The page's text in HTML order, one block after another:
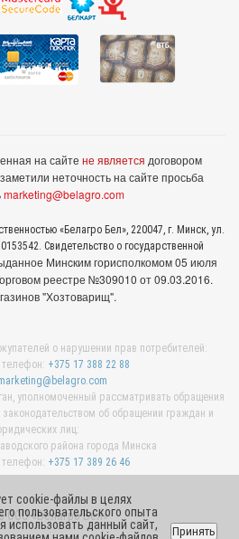
на сайте не является договором
неточность на сайте просьба
marketing@belagro.com
«Белагро Бел», 220047, г. Минск, ул.
Свидетельство о государственной
Минcким горисполкомом 05 июля
реестре №309010 от 09.03.2016.
"Хозтоварищ".
о нарушении прав потребителей:
телефон: +375 17 388 22 88
уполномоченный рассматривать обращения
законодательством об обращении граждан и
лиц:
района города Минска
телефон: +375 17 389 26 46
ООО «Белагро Бел»
cookie-файлы в целях
пользовательского опыта
использовать данный сайт,
Принять